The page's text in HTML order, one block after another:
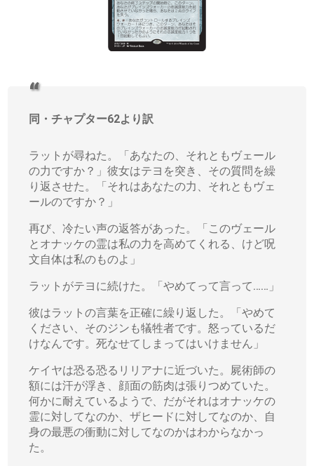
同・チャプター62より訳
ラットが尋ねた。「あなたの、それともヴェール
の力ですか？」彼女はテヨを突き、その質問を繰
り返させた。「それはあなたの力、それともヴェ
ールのですか？」
再び、冷たい声の返答があった。「このヴェール
とオナッケの霊は私の力を高めてくれる、けど呪
文自体は私のものよ」
ラットがテヨに続けた。「やめてって言って……」
彼はラットの言葉を正確に繰り返した。「やめて
ください、そのジンも犠牲者です。怒っているだ
けなんです。死なせてしまってはいけません」
ケイヤは恐る恐るリリアナに近づいた。屍術師の
額には汗が浮き、顔面の筋肉は張りつめていた。
何かに耐えているようで、だがそれはオナッケの
霊に対してなのか、ザヒードに対してなのか、自
身の最悪の衝動に対してなのかはわからなかっ
た。